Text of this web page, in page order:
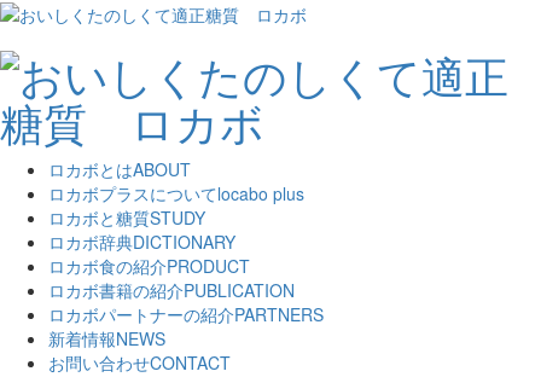
ロカボとはABOUT
ロカボプラスについてlocabo plus
ロカボと糖質STUDY
ロカボ辞典DICTIONARY
ロカボ食の紹介PRODUCT
ロカボ書籍の紹介PUBLICATION
ロカボパートナーの紹介PARTNERS
新着情報NEWS
お問い合わせCONTACT